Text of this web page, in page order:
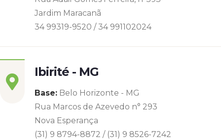
Jardim Maracanã
34 99319-9520 / 34 991102024
Ibirité - MG
Base: Belo Horizonte - MG
Rua Marcos de Azevedo n° 293
Nova Esperança
(31) 9 8794-8872 / (31) 9 8526-7242